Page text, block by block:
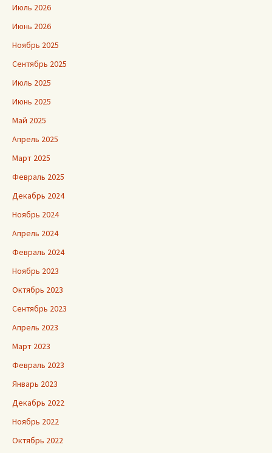
Июль 2026
Июнь 2026
Ноябрь 2025
Сентябрь 2025
Июль 2025
Июнь 2025
Май 2025
Апрель 2025
Март 2025
Февраль 2025
Декабрь 2024
Ноябрь 2024
Апрель 2024
Февраль 2024
Ноябрь 2023
Октябрь 2023
Сентябрь 2023
Апрель 2023
Март 2023
Февраль 2023
Январь 2023
Декабрь 2022
Ноябрь 2022
Октябрь 2022